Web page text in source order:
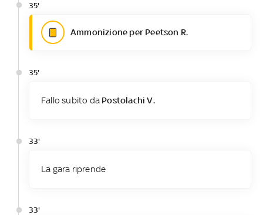
35'
Ammonizione per Peetson R.
35'
Fallo subito da Postolachi V.
33'
La gara riprende
33'